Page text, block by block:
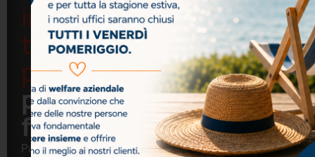
insieme il
tuo
prossimo
progetto
formativo
Parliamo di crescita,
su corsi, bandi e
novità dal mondo
Tiemme
Consulting.
Acconsento al